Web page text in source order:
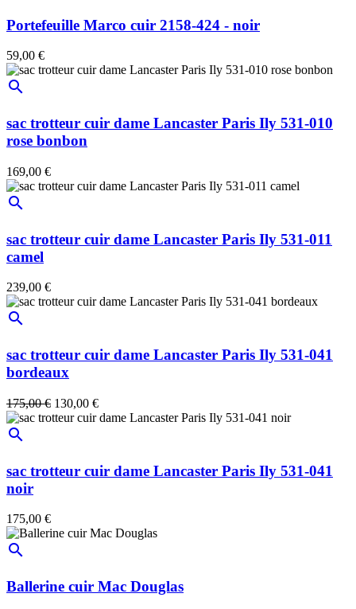
Portefeuille Marco cuir 2158-424 - noir
59,00 €
search
sac trotteur cuir dame Lancaster Paris Ily 531-010
rose bonbon
169,00 €
search
sac trotteur cuir dame Lancaster Paris Ily 531-011
camel
239,00 €
search
sac trotteur cuir dame Lancaster Paris Ily 531-041
bordeaux
175,00 € 130,00 €
search
sac trotteur cuir dame Lancaster Paris Ily 531-041
noir
175,00 €
search
Ballerine cuir Mac Douglas